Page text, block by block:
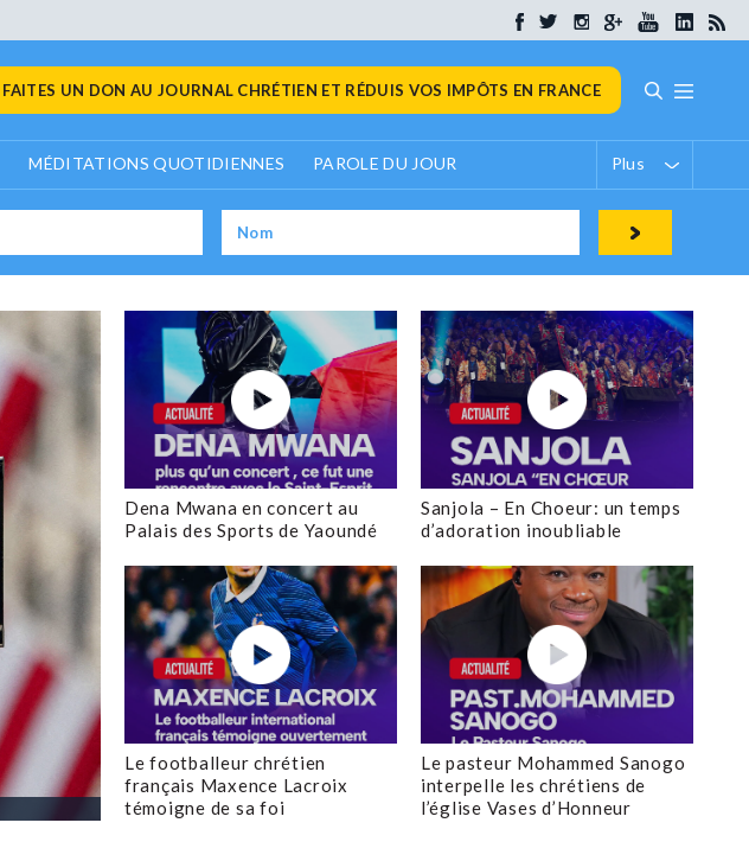
FAITES UN DON AU JOURNAL CHRÉTIEN ET RÉDUIS VOS IMPÔTS EN FRANCE
MÉDITATIONS QUOTIDIENNES PAROLE DU JOUR Plus
Dena Mwana en concert au
Palais des Sports de Yaoundé
Sanjola – En Choeur: un temps
d’adoration inoubliable
Le footballeur chrétien
français Maxence Lacroix
témoigne de sa foi
Le pasteur Mohammed Sanogo
interpelle les chrétiens de
l’église Vases d’Honneur